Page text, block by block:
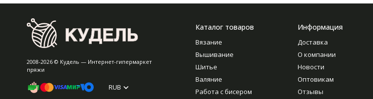
2008-2026 © Кудель — Интернет-гипермаркет
пряжи
RUB
Каталог товаров
Вязание
Вышивание
Шитье
Валяние
Работа с бисером
Информация
Доставка
О компании
Новости
Оптовикам
Отзывы